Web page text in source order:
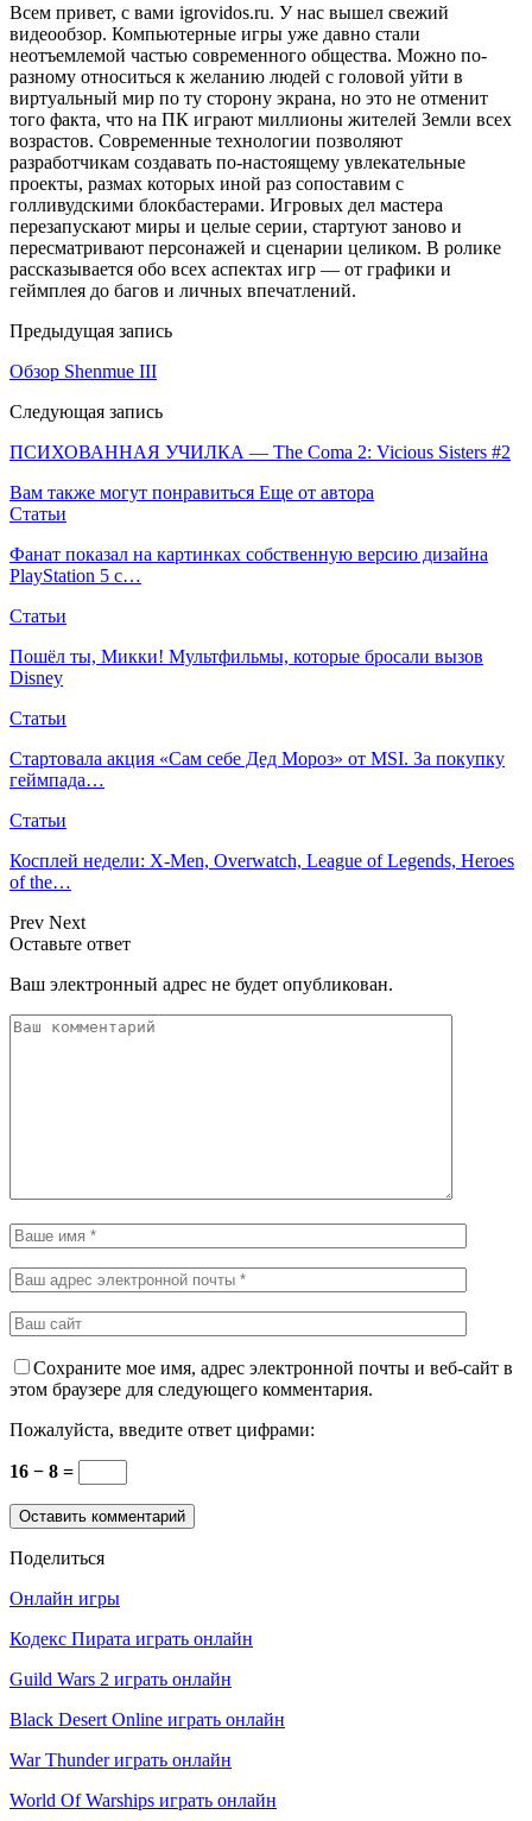
Всем привет, с вами igrovidos.ru. У нас вышел свежий
видеообзор. Компьютерные игры уже давно стали
неотъемлемой частью современного общества. Можно по-
разному относиться к желанию людей с головой уйти в
виртуальный мир по ту сторону экрана, но это не отменит
того факта, что на ПК играют миллионы жителей Земли всех
возрастов. Современные технологии позволяют
разработчикам создавать по-настоящему увлекательные
проекты, размах которых иной раз сопоставим с
голливудскими блокбастерами. Игровых дел мастера
перезапускают миры и целые серии, стартуют заново и
пересматривают персонажей и сценарии целиком. В ролике
рассказывается обо всех аспектах игр — от графики и
геймплея до багов и личных впечатлений.
Предыдущая запись
Обзор Shenmue III
Следующая запись
ПСИХОВАННАЯ УЧИЛКА — The Coma 2: Vicious Sisters #2
Вам также могут понравиться Еще от автора
Статьи
Фанат показал на картинках собственную версию дизайна
PlayStation 5 с…
Статьи
Пошёл ты, Микки! Мультфильмы, которые бросали вызов
Disney
Статьи
Стартовала акция «Сам себе Дед Мороз» от MSI. За покупку
геймпада…
Статьи
Косплей недели: X-Men, Overwatch, League of Legends, Heroes
of the…
Prev Next
Оставьте ответ
Ваш электронный адрес не будет опубликован.
Сохраните мое имя, адрес электронной почты и веб-сайт в
этом браузере для следующего комментария.
Пожалуйста, введите ответ цифрами:
16 − 8 =
Поделиться
Онлайн игры
Кодекс Пирата играть онлайн
Guild Wars 2 играть онлайн
Black Desert Online играть онлайн
War Thunder играть онлайн
World Of Warships играть онлайн